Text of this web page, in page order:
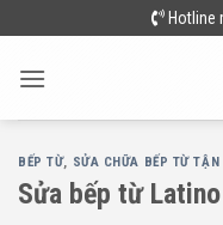
to
content
Hotline
BẾP TỪ, SỬA CHỮA BẾP TỪ TẬN
Sửa bếp từ